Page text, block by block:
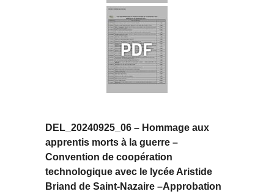
DEL_20240925_06 – Hommage aux
apprentis morts à la guerre –
Convention de coopération
technologique avec le lycée Aristide
Briand de Saint-Nazaire –Approbation